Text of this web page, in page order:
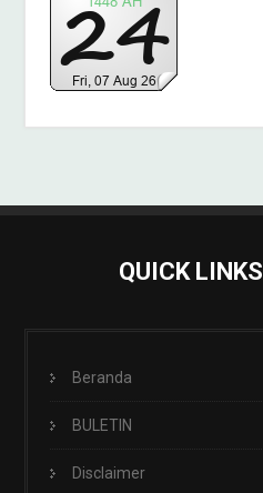
QUICK LINKS
Beranda
BULETIN
Disclaimer